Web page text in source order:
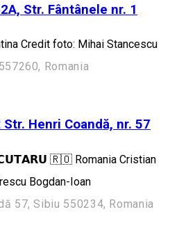
Str. Fântânele nr. 1
Credit foto: Mihai Stancescu
Romania
Henri Coandă, nr. 57
🇷🇴 Romania Cristian
Bogdan-Ioan
57, Sibiu 550234, Romania